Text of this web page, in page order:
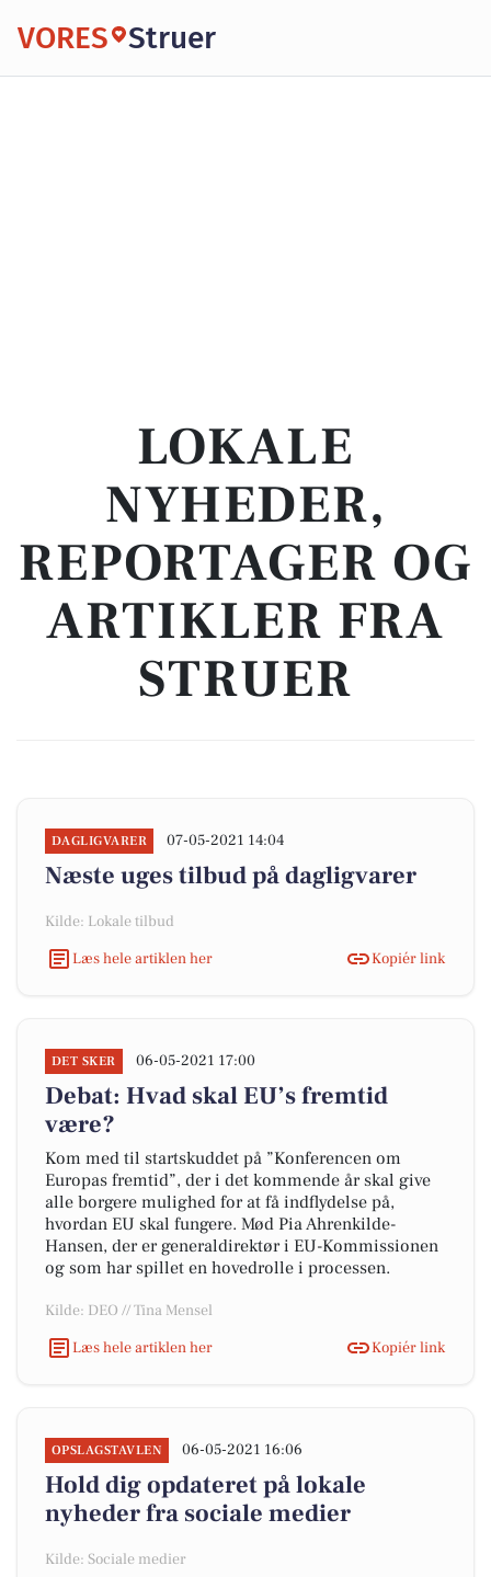
VORES Struer
LOKALE
NYHEDER,
REPORTAGER OG
ARTIKLER FRA
STRUER
DAGLIGVARER 07-05-2021 14:04
Næste uges tilbud på dagligvarer
Kilde: Lokale tilbud
Læs hele artiklen her
Kopiér link
DET SKER 06-05-2021 17:00
Debat: Hvad skal EU’s fremtid
være?
Kom med til startskuddet på ”Konferencen om
Europas fremtid”, der i det kommende år skal give
alle borgere mulighed for at få indflydelse på,
hvordan EU skal fungere. Mød Pia Ahrenkilde-
Hansen, der er generaldirektør i EU-Kommissionen
og som har spillet en hovedrolle i processen.
Kilde: DEO // Tina Mensel
Læs hele artiklen her
Kopiér link
OPSLAGSTAVLEN 06-05-2021 16:06
Hold dig opdateret på lokale
nyheder fra sociale medier
Kilde: Sociale medier